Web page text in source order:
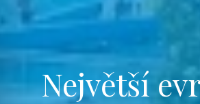
Největší